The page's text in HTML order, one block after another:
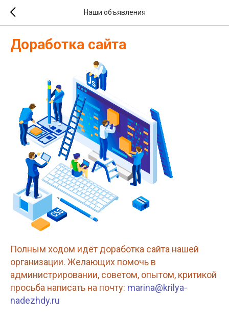
Наши объявления
Доработка сайта
Полным ходом идёт доработка сайта нашей
организации. Желающих помочь в
администрировании, советом, опытом, критикой
просьба написать на почту: marina@krilya-
nadezhdy.ru